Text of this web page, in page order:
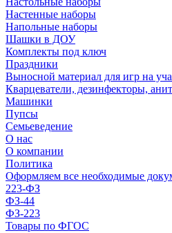
Настенные наборы
Напольные наборы
Шашки в ДОУ
Комплекты под ключ
Праздники
Выносной материал для игр на
Кварцеватели, дезинфекторы,
Машинки
Пупсы
Семьеведение
О нас
О компании
Политика
Оформляем все необходимые
223-ФЗ
ФЗ-44
ФЗ-223
Товары по ФГОС